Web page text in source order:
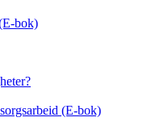
bok)
(E-bok)